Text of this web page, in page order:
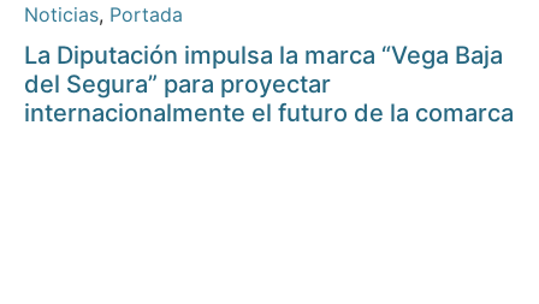
Noticias, Portada
La Diputación impulsa la marca “Vega Baja
del Segura” para proyectar
internacionalmente el futuro de la comarca